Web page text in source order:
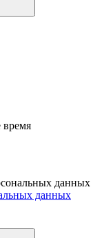
время
данных
данных